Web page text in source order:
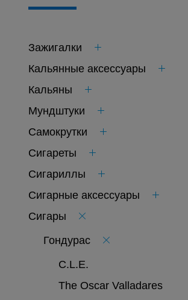
Зажигалки
Кальянные аксессуары
Кальяны
Мундштуки
Самокрутки
Сигареты
Сигариллы
Сигарные аксессуары
Сигары
Гондурас
C.L.E.
The Oscar Valladares